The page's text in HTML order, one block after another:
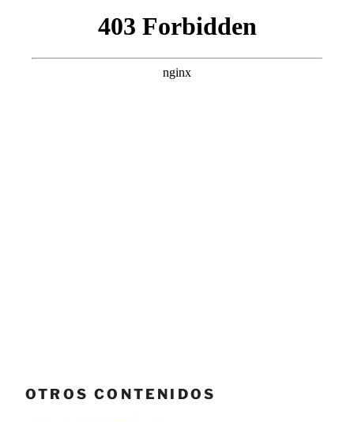
OTROS CONTENIDOS